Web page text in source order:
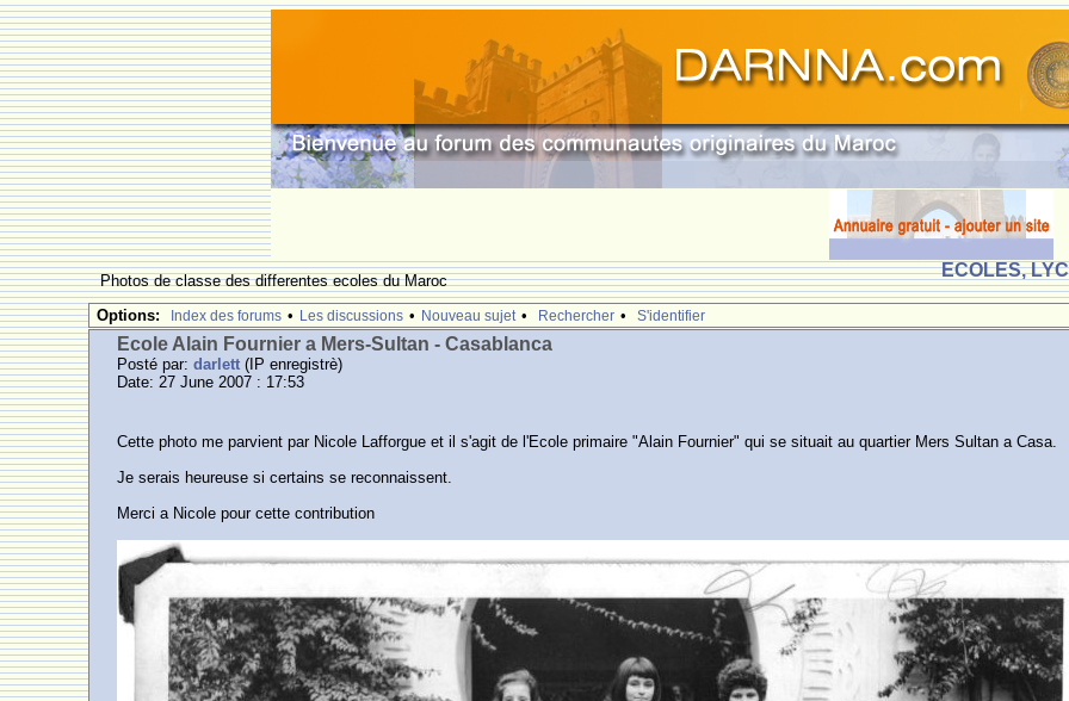
ECOLES,
Photos de classe des differentes ecoles du Maroc
Options:
Index des forums • Les discussions • Nouveau sujet • Rechercher • S'identifier
Ecole Alain Fournier a Mers-Sultan - Casablanca
Posté par:darlett (IP enregistrè)
Date: 27 June 2007 : 17:53
Cette photo me parvient par Nicole Lafforgue et il s'agit de l'Ecole primaire "Alain Fournier" qui se situait au quartier Mers Sultan a Casa.
Je serais heureuse si certains se reconnaissent.
Merci a Nicole pour cette contribution